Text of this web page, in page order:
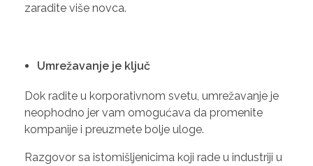
zaradite više novca.
Umrežavanje je ključ
Dok radite u korporativnom svetu, umrežavanje je
neophodno jer vam omogućava da promenite
kompanije i preuzmete bolje uloge.
Razgovor sa istomišljenicima koji rade u industriji u